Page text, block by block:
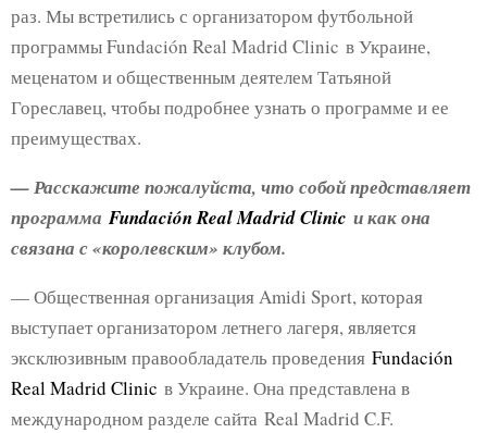
раз. Мы встретились с организатором футбольной
программы Fundación Real Madrid Clinic в Украине,
меценатом и общественным деятелем Татьяной
Гореславец, чтобы подробнее узнать о программе и ее
преимуществах.
— Расскажите пожалуйста, что собой представляет
программаFundación Real Madrid Clinic и как она
связана с «королевским» клубом.
— Общественная организация Amidi Sport, которая
выступает организатором летнего лагеря, является
эксклюзивным правообладатель проведения Fundación
Real Madrid Clinic в Украине. Она представлена в
международном разделе сайта Real Madrid C.F.